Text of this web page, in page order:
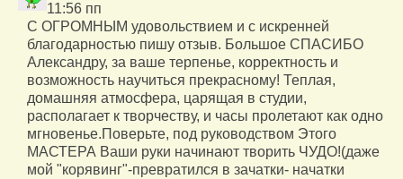
11:56 пп
С ОГРОМНЫМ удовольствием и с искренней
благодарностью пишу отзыв. Большое СПАСИБО
Александру, за ваше терпенье, корректность и
возможность научиться прекрасному! Теплая,
домашняя атмосфера, царящая в студии,
располагает к творчеству, и часы пролетают как одно
мгновенье.Поверьте, под руководством Этого
МАСТЕРА Ваши руки начинают творить ЧУДО!(даже
мой "корявинг"-превратился в зачатки- начатки